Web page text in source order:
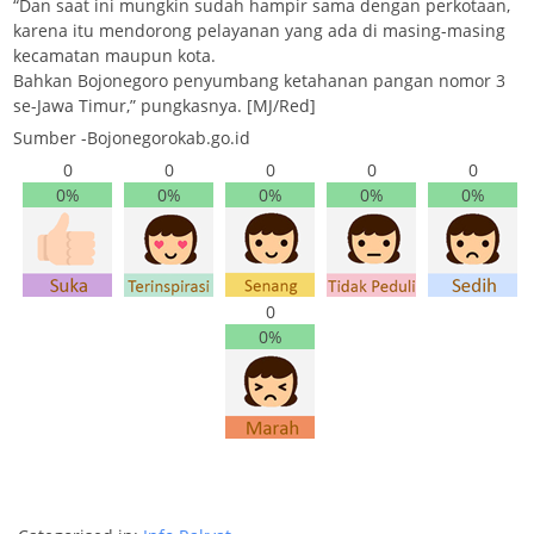
“Dan saat ini mungkin sudah hampir sama dengan perkotaan,
karena itu mendorong pelayanan yang ada di masing-masing
kecamatan maupun kota.
Bahkan Bojonegoro penyumbang ketahanan pangan nomor 3
se-Jawa Timur,” pungkasnya. [MJ/Red]
Sumber -Bojonegorokab.go.id
0
0%
0
0%
0
0%
0
0%
0
0%
0
0%